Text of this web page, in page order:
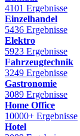
4101 Ergebnisse
Einzelhandel
5436 Ergebnisse
Elektro
5923 Ergebnisse
Fahrzeugtechnik
3249 Ergebnisse
Gastronomie
3089 Ergebnisse
Home Office
10000+ Ergebnisse
Hotel